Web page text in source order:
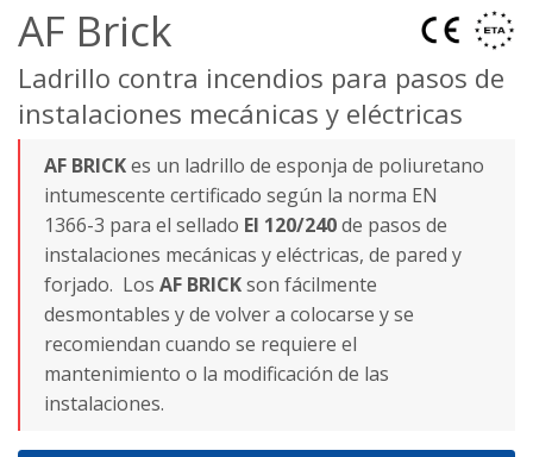
AF Brick
Ladrillo contra incendios para pasos de
instalaciones mecánicas y eléctricas
AF BRICKes un ladrillo de esponja de poliuretano
intumescente certificado según la norma EN
1366-3 para el sellado EI 120/240de pasos de
instalaciones mecánicas y eléctricas, de pared y
forjado. Los AF BRICKson fácilmente
desmontables y de volver a colocarse y se
recomiendan cuando se requiere el
mantenimiento o la modificación de las
instalaciones.